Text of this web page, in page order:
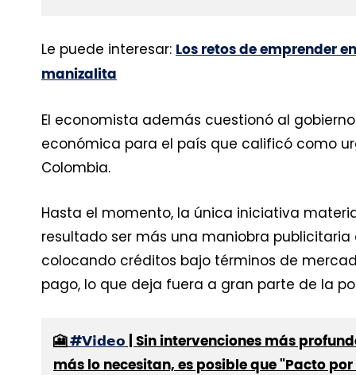
Le puede interesar: Los retos de emprender
manizalita
El economista además cuestionó al
económica para el país que calificó como
Colombia.
Hasta el momento, la única iniciativa
resultado ser más una maniobra
colocando créditos bajo términos de
pago, lo que deja fuera a gran parte de la
🎦#𝗩𝗶𝗱𝗲𝗼 | Sin intervenciones más
más lo necesitan, es posible que "Pacto